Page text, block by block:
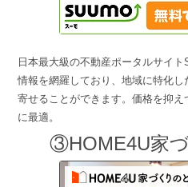
日本最大級の不動産ポータルサイ
情報を網羅しており、地域に特化
寄せることができます。価格を抑
に最適。
③HOME4U家